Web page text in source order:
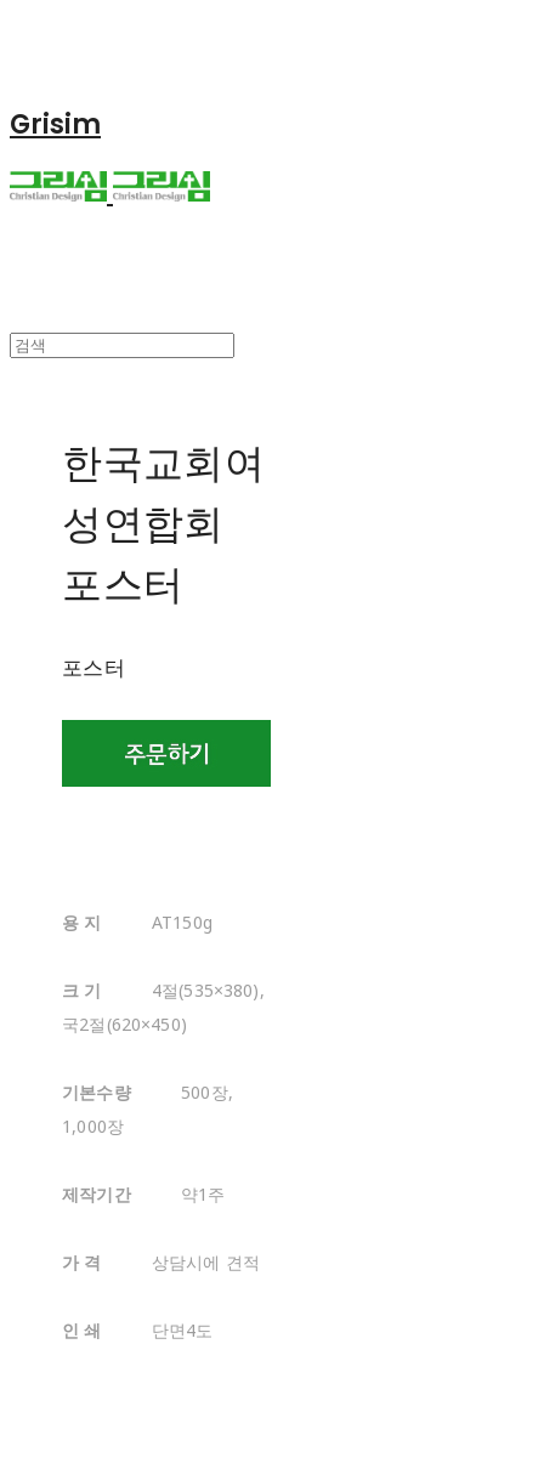
Grisim
한국교회여
성연합회
포스터
포스터
용 지 AT150g
크 기
4절(535×380),
국2절(620×450)
기본수량
500장,
1,000장
제작기간 약1주
가 격 상담시에 견적
인 쇄 단면4도